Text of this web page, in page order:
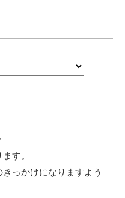
す。
っかけになりますよう